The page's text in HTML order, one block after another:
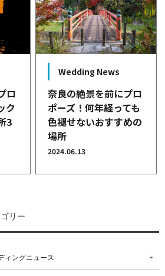
ロ
ク
3
Wedding News
奈良の絶景を前にプロ
ポーズ！何年経っても
色褪せないおすすめの
場所
2024.06.13
リー
ィングニュース +